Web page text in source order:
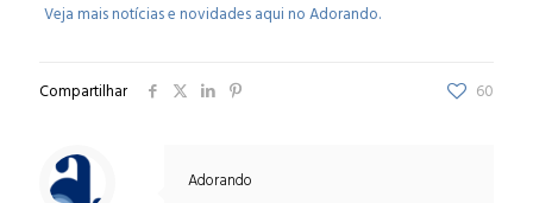
Veja mais notícias e novidades aqui no Adorando.
Compartilhar 60
Adorando